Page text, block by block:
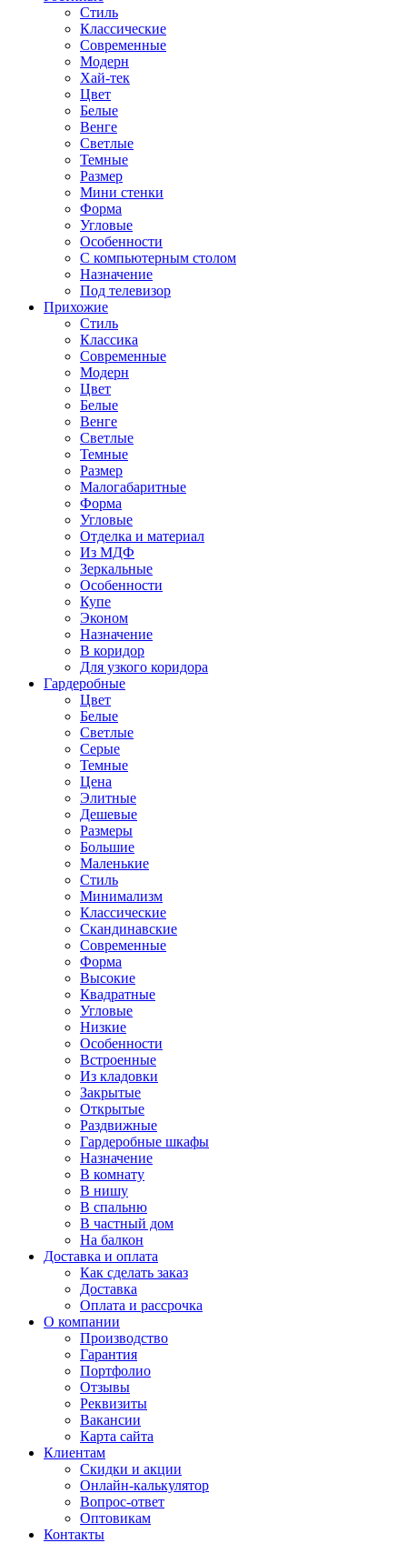
Стиль
Классические
Современные
Модерн
Хай-тек
Цвет
Белые
Венге
Светлые
Темные
Размер
Мини стенки
Форма
Угловые
Особенности
С компьютерным столом
Назначение
Под телевизор
Прихожие
Стиль
Классика
Современные
Модерн
Цвет
Белые
Венге
Светлые
Темные
Размер
Малогабаритные
Форма
Угловые
Отделка и материал
Из МДФ
Зеркальные
Особенности
Купе
Эконом
Назначение
В коридор
Для узкого коридора
Гардеробные
Цвет
Белые
Светлые
Серые
Темные
Цена
Элитные
Дешевые
Размеры
Большие
Маленькие
Стиль
Минимализм
Классические
Скандинавские
Современные
Форма
Высокие
Квадратные
Угловые
Низкие
Особенности
Встроенные
Из кладовки
Закрытые
Открытые
Раздвижные
Гардеробные шкафы
Назначение
В комнату
В нишу
В спальню
В частный дом
На балкон
Доставка и оплата
Как сделать заказ
Доставка
Оплата и рассрочка
О компании
Производство
Гарантия
Портфолио
Отзывы
Реквизиты
Вакансии
Карта сайта
Клиентам
Скидки и акции
Онлайн-калькулятор
Вопрос-ответ
Оптовикам
Контакты